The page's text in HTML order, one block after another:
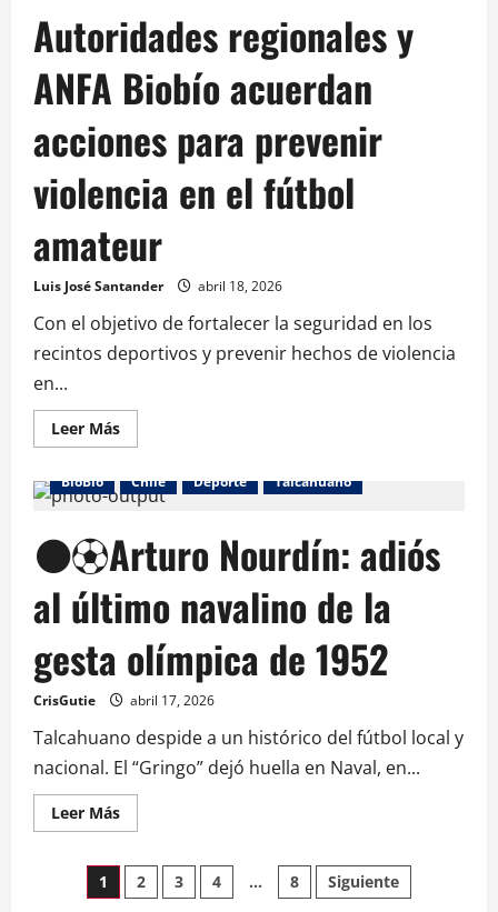
Autoridades regionales y
ANFA Biobío acuerdan
acciones para prevenir
violencia en el fútbol
amateur
Luis José Santander abril 18, 2026
Con el objetivo de fortalecer la seguridad en los
recintos deportivos y prevenir hechos de violencia
en...
Leer Más
BioBio Chile Deporte Talcahuano
⚫️⚽️Arturo Nourdín: adiós
al último navalino de la
gesta olímpica de 1952
CrisGutie abril 17, 2026
Talcahuano despide a un histórico del fútbol local y
nacional. El “Gringo” dejó huella en Naval, en...
Leer Más
1 2 3 4 … 8 Siguiente